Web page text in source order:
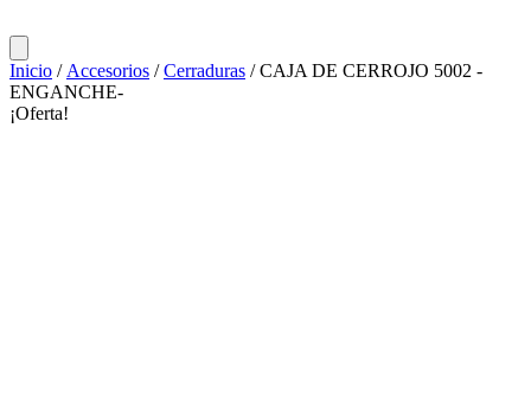
Inicio / Accesorios /Cerraduras / CAJA DE CERROJO 5002 -
ENGANCHE-
¡Oferta!